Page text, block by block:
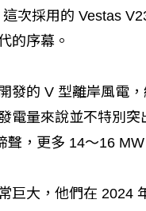
次採用的 Vestas
的序幕。
發的 V 型離岸風電
電量來說並不特別
，更多 14～16
巨大，他們在 2024